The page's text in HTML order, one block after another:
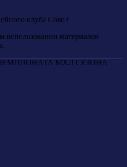
клуба Сокол
материалов
МХЛ СЕЗОНА